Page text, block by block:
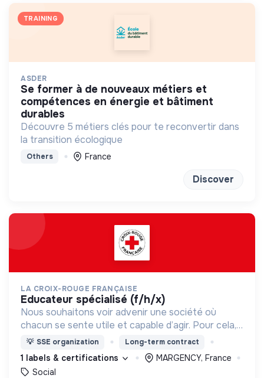
TRAINING
ASDER
se former à de nouveaux métiers et
compétences en énergie et bâtiment
durables
Découvre 5 métiers clés pour te reconvertir dans
la transition écologique
Others France
Discover
LA CROIX-ROUGE FRANÇAISE
educateur spécialisé (f/h/x)
Nous souhaitons voir advenir une société où
chacun se sente utile et capable d’agir. Pour cela,
nous proposons des moyens et des lieux
d’engagement innovants et adaptés à tous.
💡 SSE organization Long-term contract
1 labels & certifications
MARGENCY, France
Social